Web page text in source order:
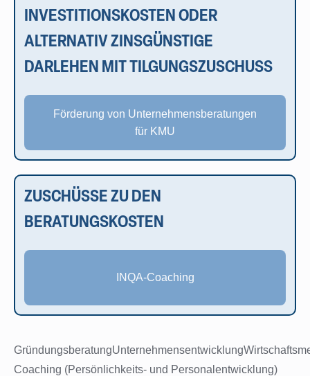
INVESTITIONSKOSTEN ODER
ALTERNATIV ZINSGÜNSTIGE
DARLEHEN MIT TILGUNGSZUSCHUSS
Förderung von Unternehmensberatungen
für KMU
ZUSCHÜSSE ZU DEN
BERATUNGSKOSTEN
INQA-Coaching
Coaching (Persönlichkeits- und Personalentwicklung)